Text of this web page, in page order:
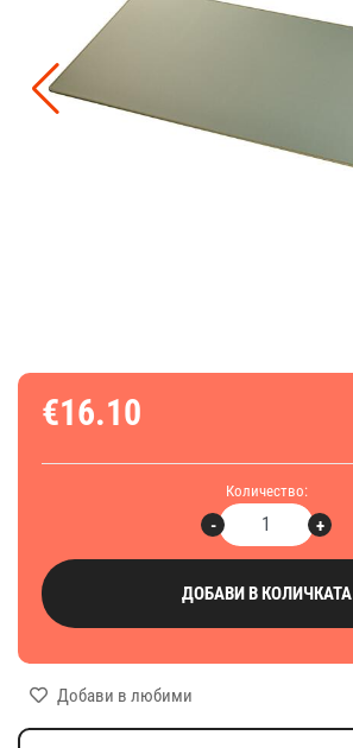
€16.10
Количество:
+
-
ДОБАВИ В КОЛИЧКАТА
Добави в любими